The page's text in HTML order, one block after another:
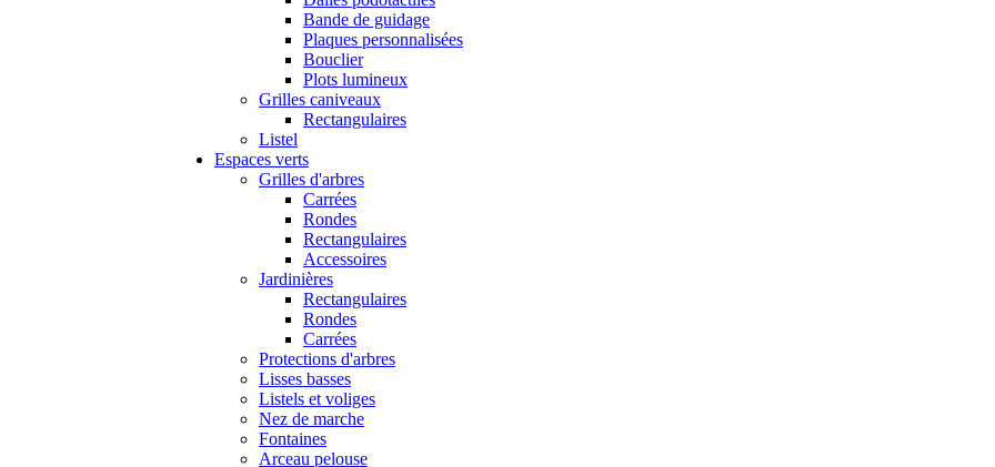
Bande de guidage
Plaques personnalisées
Bouclier
Plots lumineux
Grilles caniveaux
Rectangulaires
Listel
Espaces verts
Grilles d'arbres
Carrées
Rondes
Rectangulaires
Accessoires
Jardinières
Rectangulaires
Rondes
Carrées
Protections d'arbres
Lisses basses
Listels et voliges
Nez de marche
Fontaines
Arceau pelouse